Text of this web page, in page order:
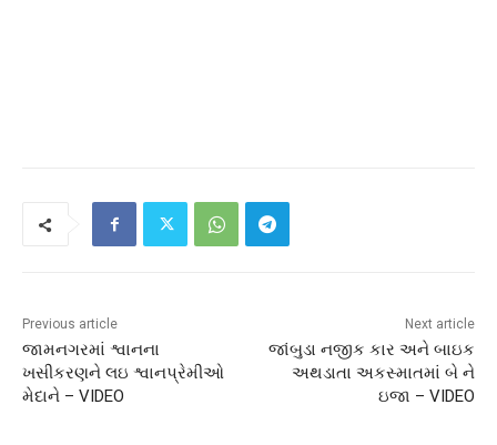
Previous article
જામનગરમાં શ્વાનના
ખસીકરણને લઇ શ્વાનપ્રેમીઓ
મેદાને – VIDEO
Next article
જાંબુડા નજીક કાર અને બાઇક
અથડાતા અકસ્માતમાં બે ને
ઇજા – VIDEO